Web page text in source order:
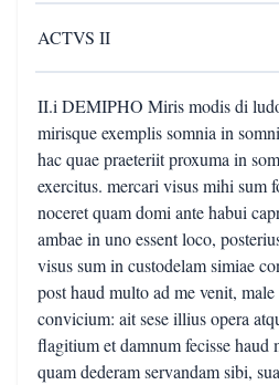
ACTVS II
II.i DEMIPHO Miris modis di
mirisque exemplis somnia in
hac quae praeteriit proxuma in
exercitus. mercari visus mihi sum
noceret quam domi ante habui
ambae in uno essent loco,
visus sum in custodelam simiae
post haud multo ad me venit,
convicium: ait sese illius opera
flagitium et damnum fecisse haud
quam dederam servandam sibi,